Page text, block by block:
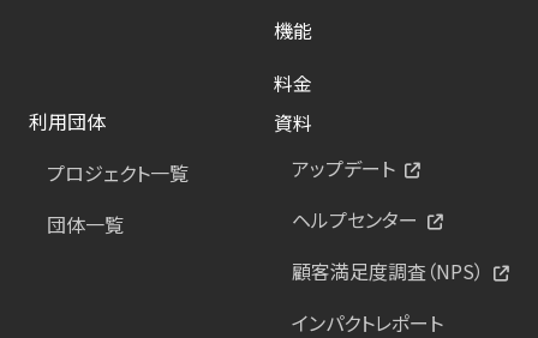
機能
料金
利用団体
プロジェクト一覧
団体一覧
資料
アップデート
ヘルプセンター
顧客満足度調査（NPS）
インパクトレポート